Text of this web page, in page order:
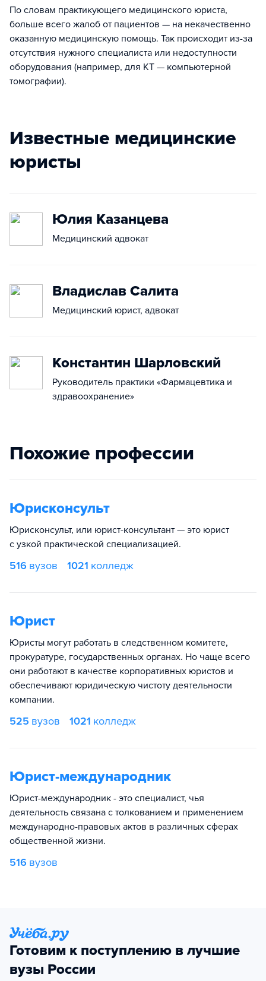
По словам практикующего медицинского юриста,
больше всего жалоб от пациентов — на некачественно
оказанную медицинскую помощь. Так происходит из-за
отсутствия нужного специалиста или недоступности
оборудования (например, для КТ — компьютерной
томографии).
Известные медицинские
юристы
Юлия Казанцева
Медицинский адвокат
Владислав Салита
Медицинский юрист, адвокат
Константин Шарловский
Руководитель практики «Фармацевтика и
здравоохранение»
Похожие профессии
Юрисконсульт
Юрисконсульт, или юрист-консультант — это юрист
с узкой практической специализацией.
516 вузов 1021 колледж
Юрист
Юристы могут работать в следственном комитете,
прокуратуре, государственных органах. Но чаще всего
они работают в качестве корпоративных юристов и
обеспечивают юридическую чистоту деятельности
компании.
525 вузов 1021 колледж
Юрист-международник
Юрист-международник - это специалист, чья
деятельность связана с толкованием и применением
международно-правовых актов в различных сферах
общественной жизни.
516 вузов
Готовим к поступлению в лучшие
вузы России